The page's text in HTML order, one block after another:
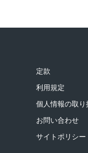
定款
利用規定
個人情報の取り
お問い合わせ
サイトポリシー